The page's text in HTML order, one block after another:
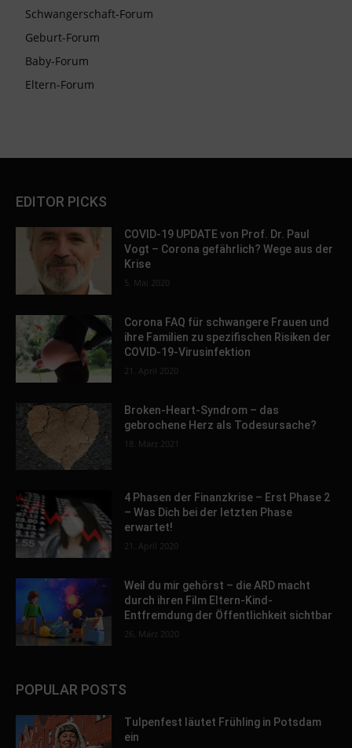
Schwangerschaft-Forum
Geburt-Forum
Baby-Forum
Eltern-Forum
EDITOR PICKS
COVID-19 UPDATE von Prof. Dr. Paul
Vogt – Corona gefährlich? Wege aus der
Krise
5. Mai 2020
Corona FAQ für schwangere Frauen und
ihre Familien zu spezifischen Risiken der
COVID-19-Virusinfektion
21. April 2020
Broken-Heart-Syndrom – das
gebrochene Herz als Todesursache?
18. März 2021
4 Phasen der Finanzkrise – Erst Phase 2
– Was Dich bei der letzten Phase
erwartet!
21. April 2020
Weil du mir gehörst – die ARD macht
durch ihren Film Eltern-Kind-
Entfremdung der Öffentlichkeit sichtbar
26. März 2020
POPULAR POSTS
Tulpenfest läutet Frühling in Potsdam
ein